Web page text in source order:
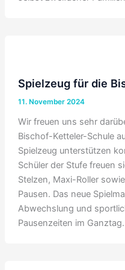
Spielzeug für die
11. November 2024
Wir freuen uns sehr
Bischof-Ketteler-Schule
Spielzeug unterstützen
Schüler der Stufe freuen
Stelzen, Maxi-Roller
Pausen. Das neue
Abwechslung und
Pausenzeiten im